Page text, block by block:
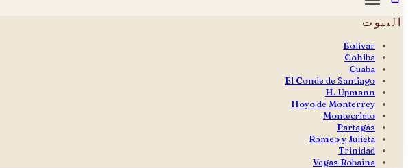
البيوت
Bolivar
Cohiba
Cuaba
El Conde de Santiago
H. Upmann
Hoyo de Monterrey
Montecristo
Partagás
Romeo y Julieta
Trinidad
Vegas Robaina